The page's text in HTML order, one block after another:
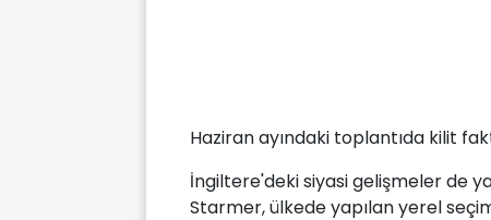
Haziran ayındaki toplantıda kilit
İngiltere'deki siyasi gelişmeler de
Starmer, ülkede yapılan yerel